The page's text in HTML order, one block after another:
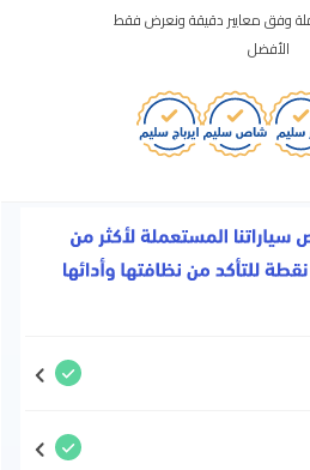
وفق معايير دقيقة ونعرض فقط
الأفضل